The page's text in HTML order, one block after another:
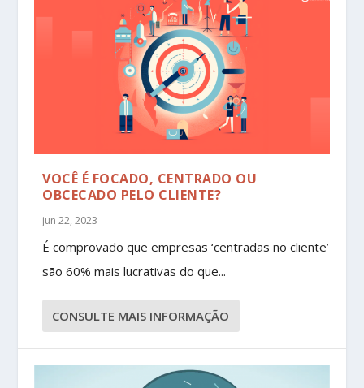
VOCÊ É FOCADO, CENTRADO OU
OBCECADO PELO CLIENTE?
jun 22, 2023
É comprovado que empresas ‘centradas no cliente’
são 60% mais lucrativas do que...
CONSULTE MAIS INFORMAÇÃO